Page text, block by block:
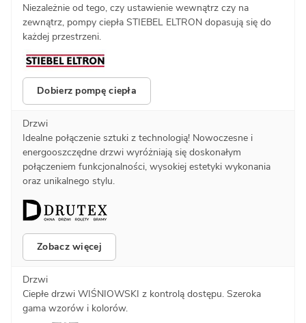
Niezależnie od tego, czy ustawienie wewnątrz czy na
zewnątrz, pompy ciepła STIEBEL ELTRON dopasują się do
każdej przestrzeni.
Dobierz pompę ciepła
Drzwi
Idealne połączenie sztuki z technologią! Nowoczesne i
energooszczędne drzwi wyróżniają się doskonałym
połączeniem funkcjonalności, wysokiej estetyki wykonania
oraz unikalnego stylu.
Zobacz więcej
Drzwi
Ciepłe drzwi WIŚNIOWSKI z kontrolą dostępu. Szeroka
gama wzorów i kolorów.